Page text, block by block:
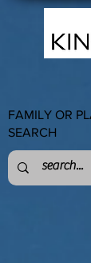
FAMILY OR
SEARCH